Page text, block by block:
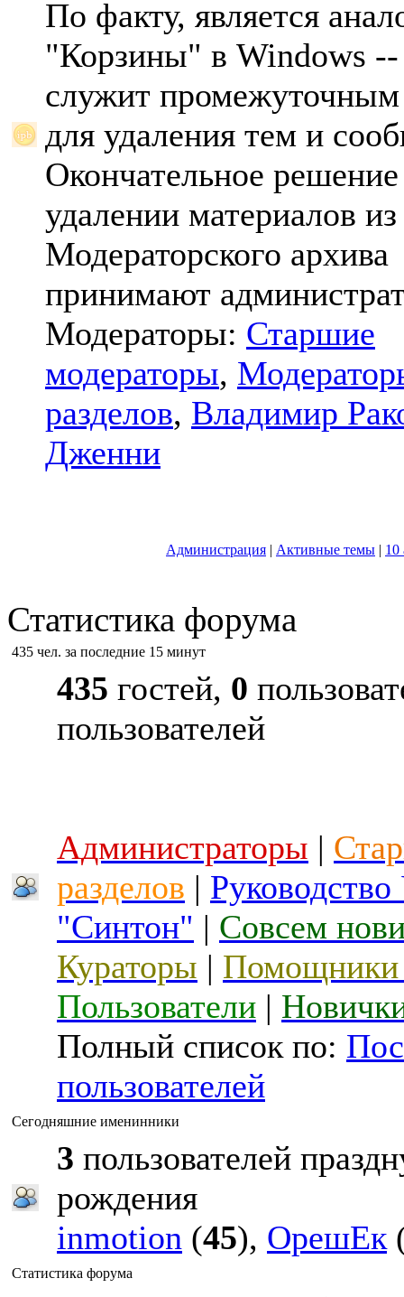
По факту, является
"Корзины" в Windows --
служит промежуточным
для удаления тем и
Окончательное
удалении материалов из
Модераторского архива
принимают
Модераторы: Старшие
модераторы,
разделов, Владимир
Дженни
Администрация | Активные темы | 10
Статистика форума
435 чел. за последние 15 минут
435 гостей, 0
пользователей
Администраторы |
разделов |
"Синтон" | Совсем
Кураторы | Помощники
Пользователи |
Полный список по:
пользователей
Сегодняшние именинники
3 пользователей
рождения
inmotion (45), ОрешЕк
Статистика форума